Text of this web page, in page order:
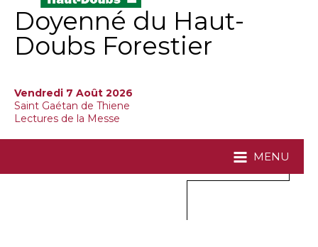
Doyenné du Haut-
Doubs Forestier
Vendredi 7 Août 2026
Saint Gaétan de Thiene
Lectures de la Messe
MENU